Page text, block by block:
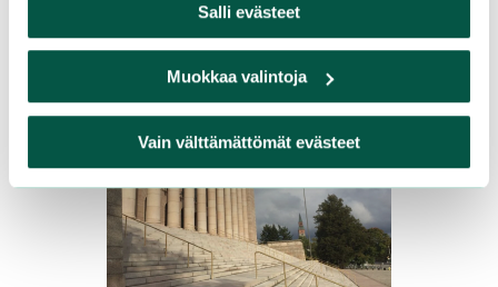
Salli evästeet
Muokkaa valintoja
Vain välttämättömät evästeet
Lue lisää